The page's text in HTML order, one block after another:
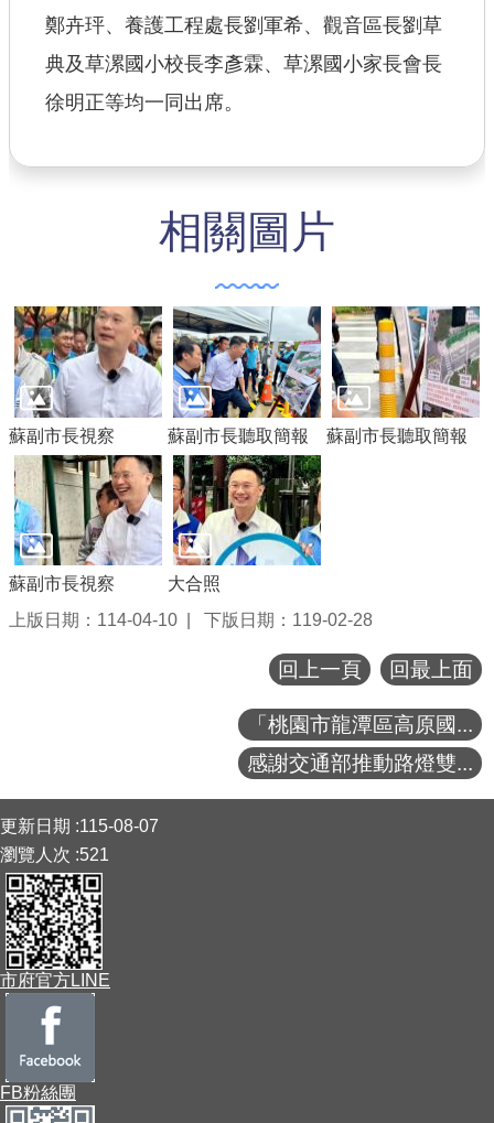
鄭卉玶、養護工程處長劉軍希、觀音區長劉草
典及草漯國小校長李彥霖、草漯國小家長會長
徐明正等均一同出席。
相關圖片
蘇副市長視察 蘇副市長聽取簡報 蘇副市長聽取簡報
蘇副市長視察
大合照
上版日期：114-04-10
下版日期：119-02-28
回上一頁 回最上面
「桃園市龍潭區高原國...
感謝交通部推動路燈雙...
更新日期
115-08-07
瀏覽人次 521
市府官方LINE
FB粉絲團